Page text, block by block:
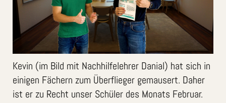
Kevin (im Bild mit Nachhilfelehrer Danial) hat sich in
einigen Fächern zum Überflieger gemausert. Daher
ist er zu Recht unser Schüler des Monats Februar.